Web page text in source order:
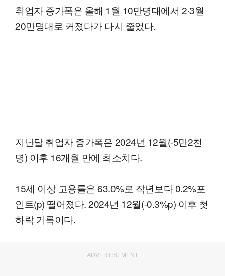
취업자 증가폭은 올해 1월 10만명대에서 2·3월
20만명대로 커졌다가 다시 줄었다.
지난달 취업자 증가폭은 2024년 12월(-5만2천
명) 이후 16개월 만에 최소치다.
15세 이상 고용률은 63.0%로 작년보다 0.2%포
인트(p) 떨어졌다. 2024년 12월(-0.3%p) 이후 첫
하락 기록이다.
ADVERTISEMENT